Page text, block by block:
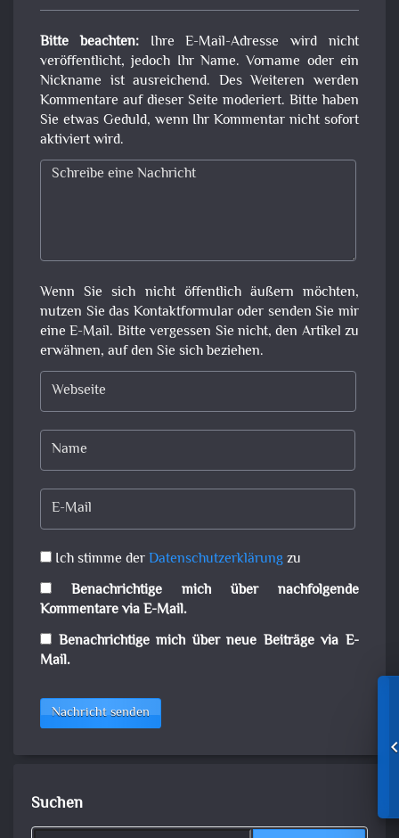
Bitte beachten:Ihre E-Mail-Adresse wird nicht
veröffentlicht, jedoch Ihr Name. Vorname oder ein
Nickname ist ausreichend. Des Weiteren werden
Kommentare auf dieser Seite moderiert. Bitte haben
Sie etwas Geduld, wenn Ihr Kommentar nicht sofort
aktiviert wird.
Wenn Sie sich nicht öffentlich äußern möchten,
nutzen Sie das Kontaktformular oder senden Sie mir
eine E-Mail. Bitte vergessen Sie nicht, den Artikel zu
erwähnen, auf den Sie sich beziehen.
Ich stimme derDatenschutzerklärungzu
Benachrichtige mich über nachfolgende
Kommentare via E-Mail.
Benachrichtige mich über neue Beiträge via E-
Mail.
Nachricht senden
Suchen